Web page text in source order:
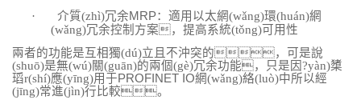
·
介質(zhì)冗余MRP：適用以太網(wǎng)環(huán)網
(wǎng)冗余控制方案，提高系統(tǒng)可用性
兩者的功能是互相獨(dú)立且不沖突的，可是說
(shuō)是無(wú)關(guān)的兩個(gè)冗余功能，只是因?yàn)橥
瑫r(shí)應(yīng)用于PROFINET IO網(wǎng)絡(luò)中所以經
(jīng)常進(jìn)行比較。